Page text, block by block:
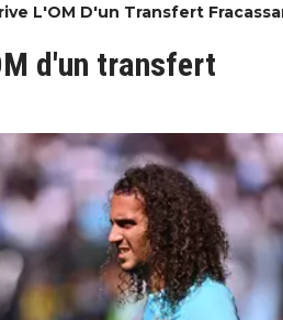
L'OM D'un Transfert
d'un transfert